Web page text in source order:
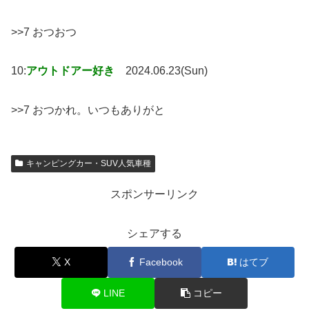
>>7 おつおつ
10:アウトドアー好き 2024.06.23(Sun)
>>7 おつかれ。いつもありがと
キャンピングカー・SUV人気車種
スポンサーリンク
シェアする
X Facebook はてブ
LINE コピー